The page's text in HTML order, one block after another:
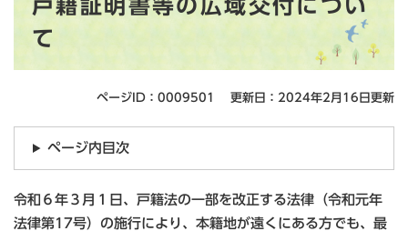
戸籍証明書等の広域交付につい
て
ページID：0009501 更新日：2024年2月16日更新
ページ内目次
令和６年３月１日、戸籍法の一部を改正する法律（令和元年
法律第17号）の施行により、本籍地が遠くにある方でも、最